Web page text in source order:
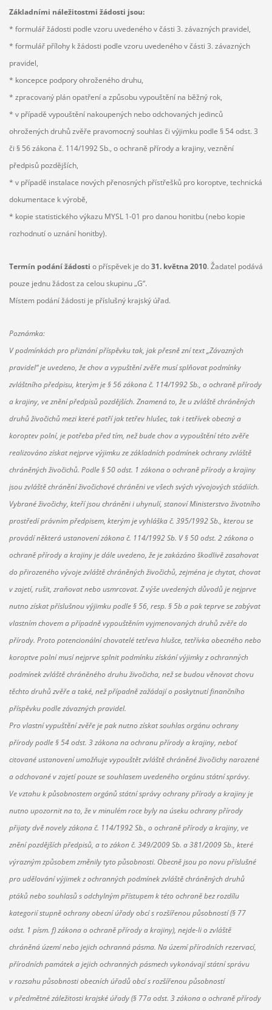
Základními náležitostmi žádosti jsou:
* formulář žádosti podle vzoru uvedeného v části 3. závazných pravidel,
* formulář přílohy k žádosti podle vzoru uvedeného v části 3. závazných
pravidel,
* koncepce podpory ohroženého druhu,
* zpracovaný plán opatření a způsobu vypouštění na běžný rok,
* v případě vypouštění nakoupených nebo odchovaných jedinců
ohrožených druhů zvěře pravomocný souhlas či výjimku podle § 54 odst. 3
či § 56 zákona č. 114/1992 Sb., o ochraně přírody a krajiny, veznění
předpisů pozdějších,
* v případě instalace nových přenosných přístřešků pro koroptve, technická
dokumentace k výrobě,
* kopie statistického výkazu MYSL 1-01 pro danou honitbu (nebo kopie
rozhodnutí o uznání honitby).
Termín podání žádosti o příspěvek je do31. května 2010. Žadatel podává
pouze jednu žádost za celou skupinu „G“.
Místem podání žádosti je příslušný krajský úřad.
Poznámka:
V podmínkách pro přiznání příspěvku tak, jak přesně zní text „Závazných
pravidel“ je uvedeno, že chov a vypuštění zvěře musí splňovat podmínky
zvláštního předpisu, kterým je § 56 zákona č. 114/1992 Sb., o ochraně přírody
a krajiny, ve znění předpisů pozdějších. Znamená to, že u zvláště chráněných
druhů živočichů mezi které patří jak tetřev hlušec, tak i tetřívek obecný a
koroptev polní, je potřeba před tím, než bude chov a vypouštění této zvěře
realizováno získat nejprve výjimku ze základních podmínek ochrany zvláště
chráněných živočichů. Podle § 50 odst. 1 zákona o ochraně přírody a krajiny
jsou zvláště chránění živočichové chráněni ve všech svých vývojových stádiích.
Vybrané živočichy, kteří jsou chráněni i uhynulí, stanoví Ministerstvo životního
prostředí právním předpisem, kterým je vyhláška č. 395/1992 Sb., kterou se
provádí některá ustanovení zákona č. 114/1992 Sb. V § 50 odst. 2 zákona o
ochraně přírody a krajiny je dále uvedeno, že je zakázáno škodlivě zasahovat
do přirozeného vývoje zvláště chráněných živočichů, zejména je chytat, chovat
v zajetí, rušit, zraňovat nebo usmrcovat. Z výše uvedených důvodů je nejprve
nutno získat příslušnou výjimku podle § 56, resp. § 5b a pak teprve se zabývat
vlastním chovem a případně vypouštěním vyjmenovaných druhů zvěře do
přírody. Proto potencionální chovatelé tetřeva hlušce, tetřívka obecného nebo
koroptve polní musí nejprve splnit podmínku získání výjimky z ochranných
podmínek zvláště chráněného druhu živočicha, než se budou věnovat chovu
těchto druhů zvěře a také, než případně zažádají o poskytnutí finančního
příspěvku podle závazných pravidel.
Pro vlastní vypuštění zvěře je pak nutno získat souhlas orgánu ochrany
přírody podle § 54 odst. 3 zákona na ochranu přírody a krajiny, neboť
citované ustanovení umožňuje vypouštět zvláště chráněné živočichy narozené
a odchované v zajetí pouze se souhlasem uvedeného orgánu státní správy.
Ve vztahu k působnostem orgánů státní správy ochrany přírody a krajiny je
nutno upozornit na to, že v minulém roce byly na úseku ochrany přírody
přijaty dvě novely zákona č. 114/1992 Sb., o ochraně přírody a krajiny, ve
znění pozdějších předpisů, a to zákon č. 349/2009 Sb. a 381/2009 Sb., které
výrazným způsobem změnily tyto působnosti. Obecně jsou po novu příslušné
pro udělování výjimek z ochranných podmínek zvláště chráněných druhů
ptáků nebo souhlasů s odchylným přístupem k této ochraně bez rozdílu
kategorií stupně ochrany obecní úřady obcí s rozšířenou působností (§ 77
odst. 1 písm. f) zákona o ochraně přírody a krajiny), nejde-li o zvláště
chráněná území nebo jejich ochranná pásma. Na území přírodních rezervací,
přírodních památek a jejich ochranných pásmech vykonávají státní správu
v rozsahu působnosti obecních úřadů obcí s rozšířenou působností
v předmětné záležitosti krajské úřady (§ 77a odst. 3 zákona o ochraně přírody